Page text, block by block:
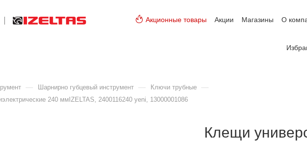
Акционные товары Акции Магазины О
— Шарнирно губцевый инструмент — Ключи трубные —
240 ммIZELTAS, 2400116240 yeni, 13000001086
Клещи